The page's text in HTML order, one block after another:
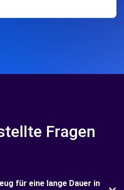
Fragen
für eine lange Dauer in